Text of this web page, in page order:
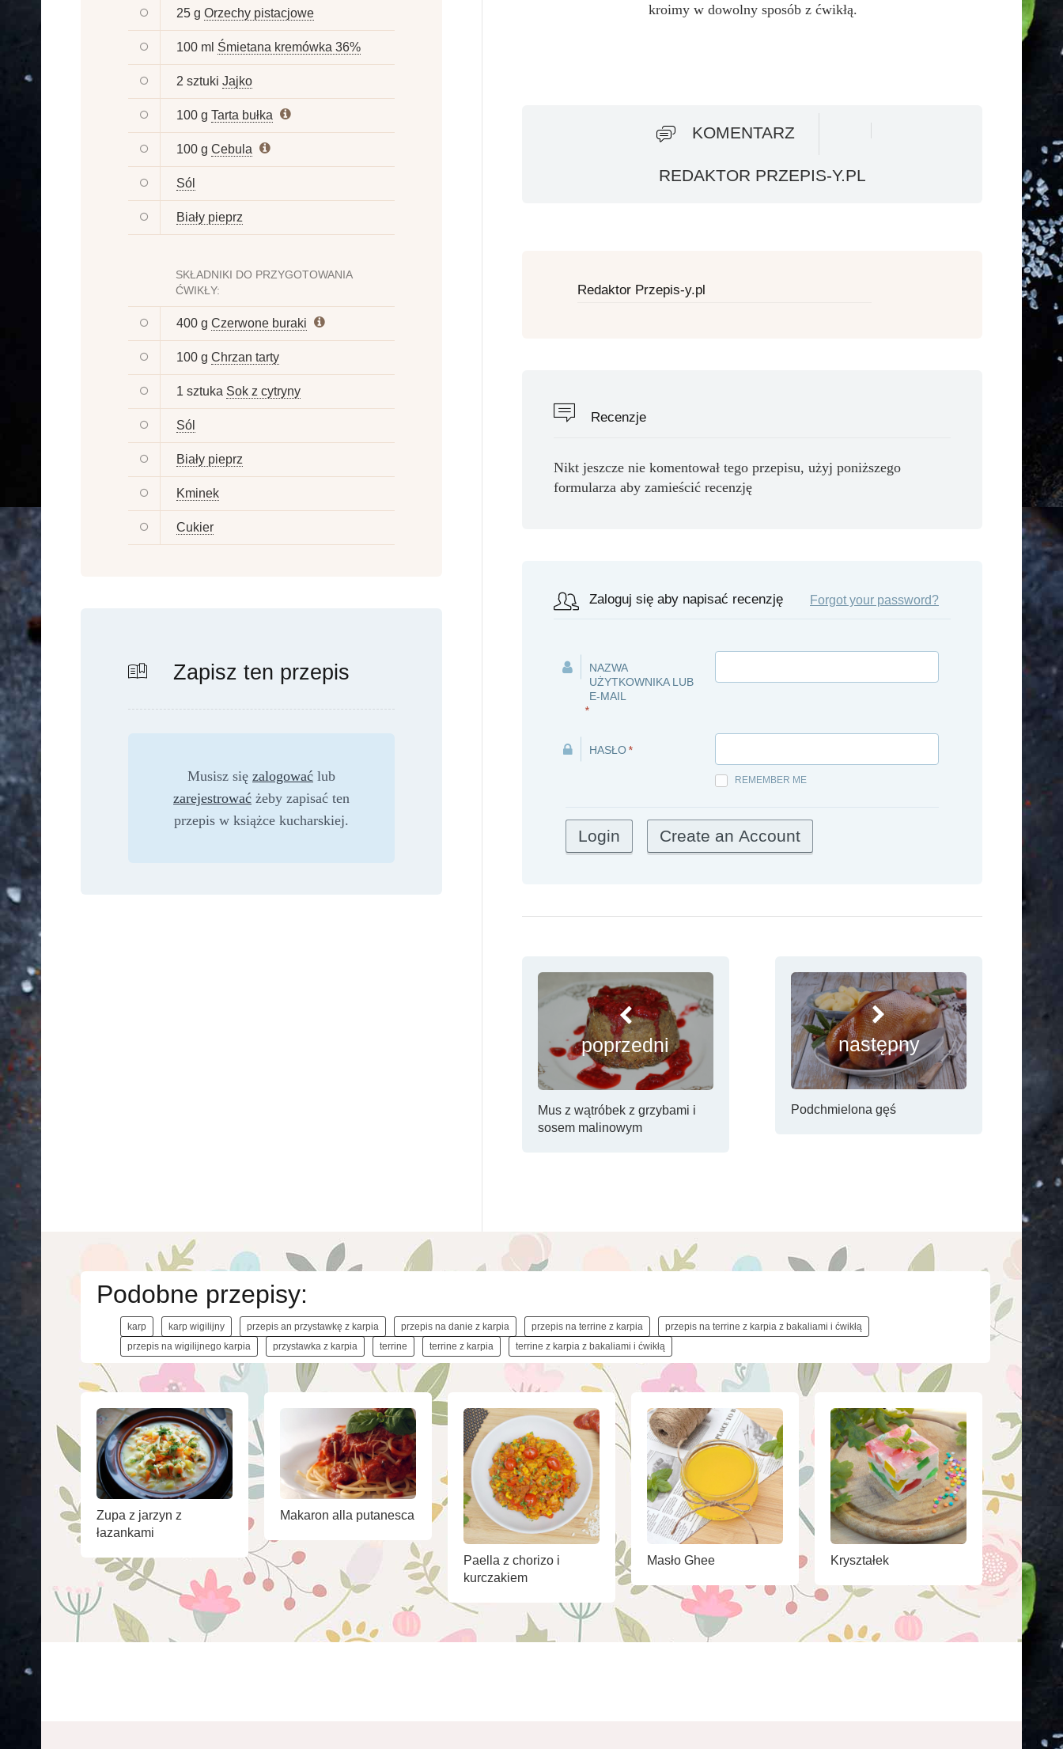
25 g Orzechy pistacjowe
100 ml Śmietana kremówka 36%
2 sztuki Jajko
100 g Tarta bułka
100 g Cebula
Sól
Biały pieprz
SKŁADNIKI DO PRZYGOTOWANIA
ĆWIKŁY:
400 g Czerwone buraki
100 g Chrzan tarty
1 sztuka Sok z cytryny
Sól
Biały pieprz
Kminek
Cukier
Zapisz ten przepis
Musisz się zalogować lub
zarejestrować żeby zapisać ten
przepis w książce kucharskiej.
kroimy w dowolny sposób z ćwikłą.
KOMENTARZ
REDAKTOR PRZEPIS-Y.PL
Redaktor Przepis-y.pl
Recenzje
Nikt jeszcze nie komentował tego przepisu, użyj poniższego
formularza aby zamieścić recenzję
Zaloguj się aby napisać recenzję Forgot your password?
NAZWA
UŻYTKOWNIKA LUB
E-MAIL
*
HASŁO *
REMEMBER ME
poprzedni
Mus z wątróbek z grzybami i
sosem malinowym
następny
Podchmielona gęś
Podobne przepisy:
karp karp wigilijny przepis an przystawkę z karpia przepis na danie z karpia przepis na terrine z karpia
przepis na terrine z karpia z bakaliami i ćwikłą
przepis na wigilijnego karpia
przystawka z karpia terrine terrine z karpia terrine z karpia z bakaliami i ćwikłą
Zupa z jarzyn z
łazankami
Makaron alla putanesca
Paella z chorizo i
kurczakiem
Masło Ghee Kryształek